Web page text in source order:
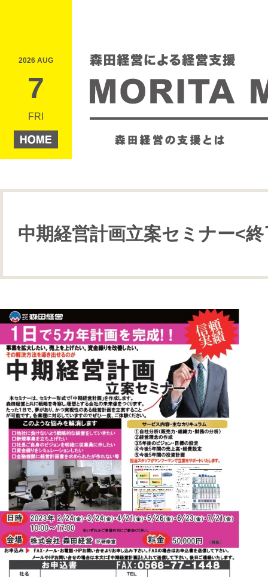
2026 AUG
7
FRI
中期経営計画立案セミナー<終